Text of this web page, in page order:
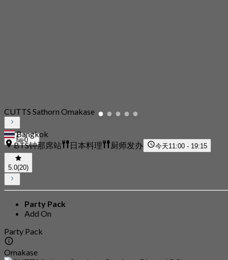
0
CUTTS Sathorn Omakase
Bangkok
BTS钟那席站
日本料理 厨师发办 今天11:00 - 19:15
5.0(20)
Party Pack
Add On
Party Pack
Omakase